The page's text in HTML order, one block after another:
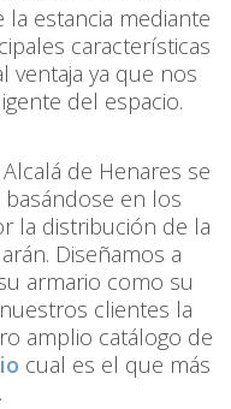
estancia mediante
características
ventaja ya que nos
del espacio.
de Henares se
en los
la distribución de la
Diseñamos a
armario como su
clientes la
amplio catálogo de
cual es el que más